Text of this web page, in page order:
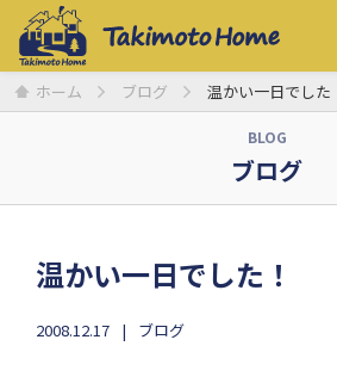
ホーム ブログ 温かい一日でした
BLOG
ブログ
温かい一日でした！
2008.12.17 ブログ